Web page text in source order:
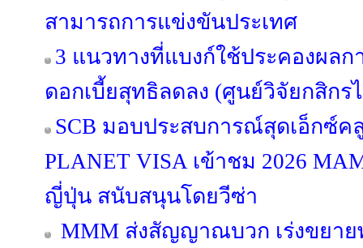
สามารถการแข่งขันประเทศ
3 แนวทางที่แบงก์ใช้ประคองผลก
ดอกเบี้ยสุทธิลดลง (ศูนย์วิจัยกสิกร
SCB มอบประสบการณ์สุดเอ็กซ์ค
PLANET VISA เข้าชม 2026
ญี่ปุ่น สนับสนุนโดยวีซ่า
MMM ส่งสัญญาณบวก เร่งขยาย